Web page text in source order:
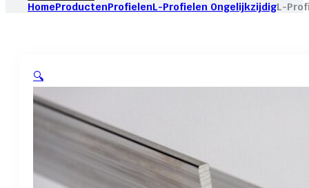
HomeProductenProfielenL-Profielen OngelijkzijdigL-
🔍